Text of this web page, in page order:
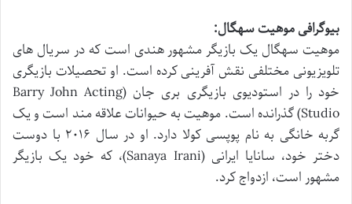
بیوگرافی موهیت سهگال:
موهیت سهگال یک بازیگر مشهور هندی است که در سریال های
تلویزیونی مختلفی نقش آفرینی کرده است. او تحصیلات بازیگری
خود را در استودیوی بازیگری بری جان (Barry John Acting
Studio) گذرانده است. موهیت به حیوانات علاقه مند است و یک
گربه خانگی به نام پوپسی کولا دارد. او در سال ۲۰۱۶ با دوست
دختر خود، سانایا ایرانی (Sanaya Irani)، که خود یک بازیگر
مشهور است، ازدواج کرد.